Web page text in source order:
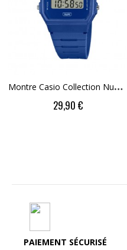
M
Ontre Casio Collection Numérique Bleue...
Price
29,90 €
PAIEMENT SÉCURISÉ